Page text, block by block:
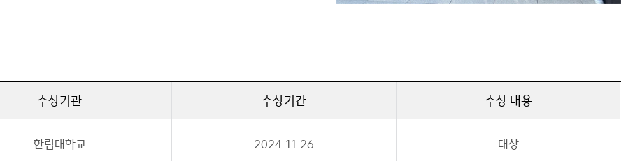
수상기관 수상기간 수상 내용
한림대학교 2024.11.26 대상